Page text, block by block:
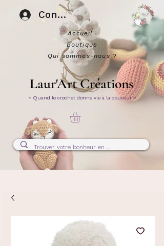
Connexion
Accueil
Boutique
Qui sommes-nous ?
Laur'Art Créations
~ Quand le crochet donne vie à la douceur ~